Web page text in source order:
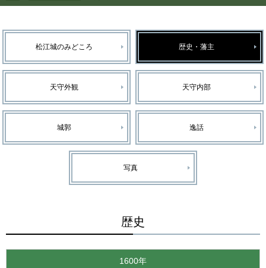
松江城のみどころ 歴史・藩主
天守外観 天守内部
城郭 逸話
写真
歴史
1600年